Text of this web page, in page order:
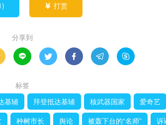
)  打赏
分享到
    
标签
基辅 拜登抵达基辅 核武器国家
爱奇艺
种树市长 舆论 被轰下台的“名师”
诉